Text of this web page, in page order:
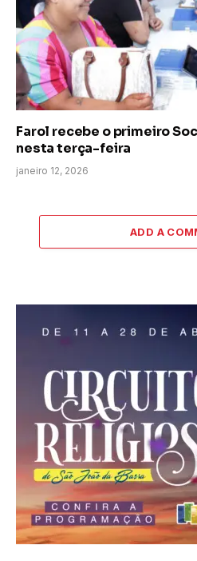
Farol recebe o primeiro
nesta terça-feira
janeiro 12, 2026
ADD A